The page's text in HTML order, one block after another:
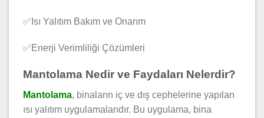
✅Isı Yalıtım Bakım ve Onarım
✅Enerji Verimliliği Çözümleri
Mantolama Nedir ve Faydaları Nelerdir?
Mantolama, binaların iç ve dış cephelerine yapılan
ısı yalıtım uygulamalarıdır. Bu uygulama, bina